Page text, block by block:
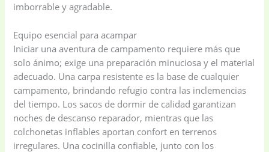
Home Appliances
(52)
Kids & Toys(2)
Kitchen & Cooking
(41)
Kitchen and
cooking(2)
imborrable y agradable.
Equipo esencial para acampar
Iniciar una aventura de campamento requiere más que
solo ánimo; exige una preparación minuciosa y el material
adecuado. Una carpa resistente es la base de cualquier
campamento, brindando refugio contra las inclemencias
del tiempo. Los sacos de dormir de calidad garantizan
noches de descanso reparador, mientras que las
colchonetas inflables aportan confort en terrenos
irregulares. Una cocinilla confiable, junto con los